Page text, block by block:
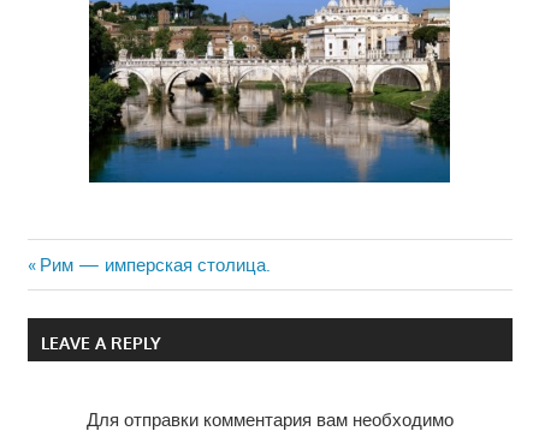
Навигация
по
Previous
Post:
Рим — имперская столица.
LEAVE A REPLY
Для отправки комментария вам необходимо